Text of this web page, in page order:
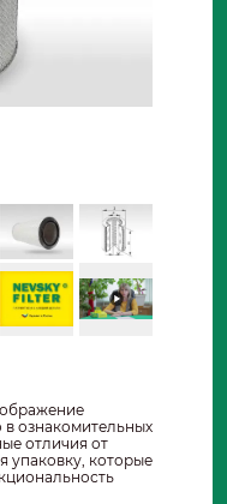
ознакомительных
отличия от
упаковку, которые